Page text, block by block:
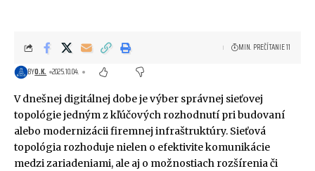
BYO.K. 2025.10.04.
MIN. PREČÍTANIE 11
V dnešnej digitálnej dobe je výber správnej sieťovej
topológie jedným z kľúčových rozhodnutí pri budovaní
alebo modernizácii firemnej infraštruktúry. Sieťová
topológia rozhoduje nielen o efektivite komunikácie
medzi zariadeniami, ale aj o možnostiach rozšírenia či